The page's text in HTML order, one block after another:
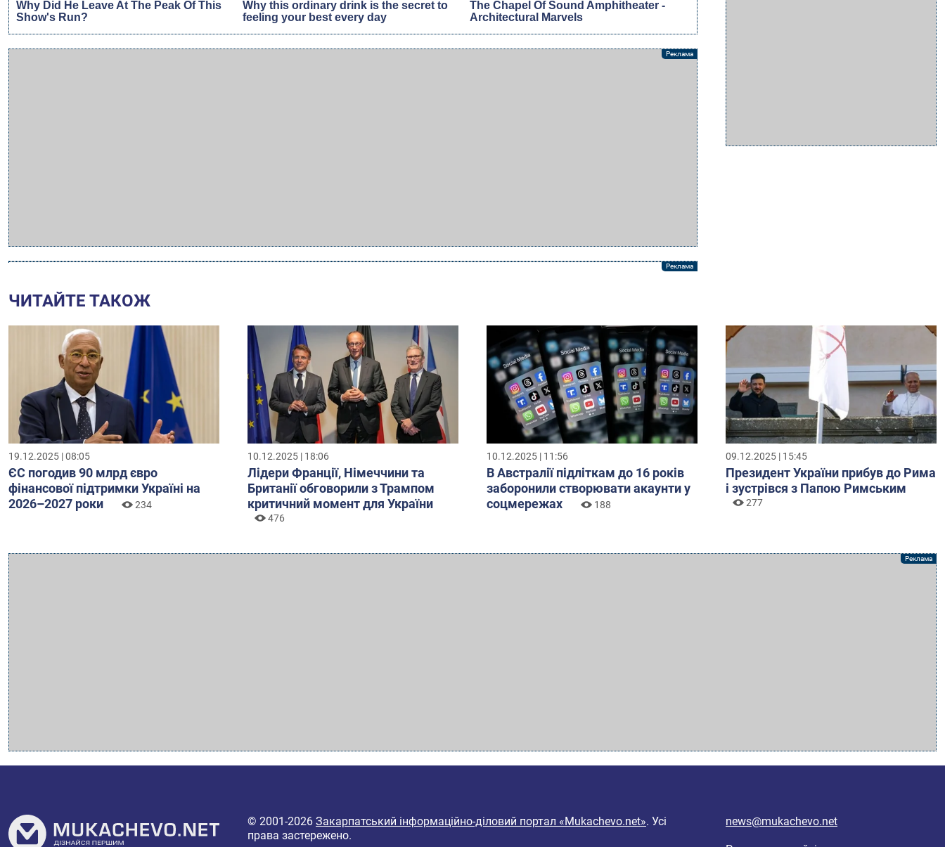
ЧИТАЙТЕ ТАКОЖ
19.12.2025 | 08:05
ЄС погодив 90 млрд євро
фінансової підтримки Україні на
2026–2027 роки
234
10.12.2025 | 18:06
Лідери Франції, Німеччини та
Британії обговорили з Трампом
критичний момент для України
476
10.12.2025 | 11:56
В Австралії підліткам до 16 років
заборонили створювати акаунти у
соцмережах
188
09.12.2025 | 15:45
Президент України прибув до Рима
і зустрівся з Папою Римським
277
© 2001-2026 Закарпатський інформаційно-діловий портал «Mukachevo.net». Усі
права застережено.
news@mukachevo.net